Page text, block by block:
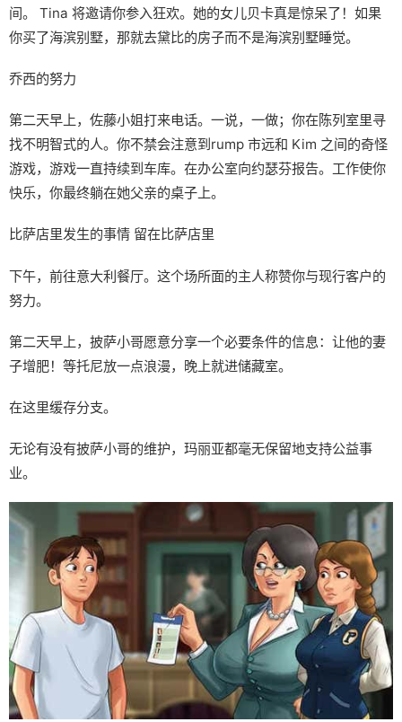
间。 Tina 将邀请你参入狂欢。她的女儿贝卡真是惊呆了！如果
你买了海滨别墅，那就去黛比的房子而不是海滨别墅睡觉。
乔西的努力
第二天早上，佐藤小姐打来电话。一说，一做；你在陈列室里寻
找不明智式的人。你不禁会注意到rump 市远和 Kim 之间的奇怪
游戏，游戏一直持续到车库。在办公室向约瑟芬报告。工作使你
快乐，你最终躺在她父亲的桌子上。
比萨店里发生的事情 留在比萨店里
下午，前往意大利餐厅。这个场所面的主人称赞你与现行客户的
努力。
第二天早上，披萨小哥愿意分享一个必要条件的信息：让他的妻
子增肥！等托尼放一点浪漫，晚上就进储藏室。
在这里缓存分支。
无论有没有披萨小哥的维护，玛丽亚都毫无保留地支持公益事
业。